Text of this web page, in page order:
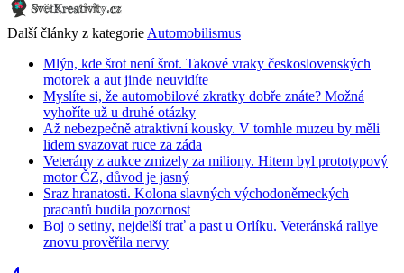
Další články z kategorie Automobilismus
Mlýn, kde šrot není šrot. Takové vraky československých
motorek a aut jinde neuvidíte
Myslíte si, že automobilové zkratky dobře znáte? Možná
vyhoříte už u druhé otázky
Až nebezpečně atraktivní kousky. V tomhle muzeu by měli
lidem svazovat ruce za záda
Veterány z aukce zmizely za miliony. Hitem byl prototypový
motor ČZ, důvod je jasný
Sraz hranatosti. Kolona slavných východoněmeckých
pracantů budila pozornost
Boj o setiny, nejdelší trať a past u Orlíku. Veteránská rallye
znovu prověřila nervy